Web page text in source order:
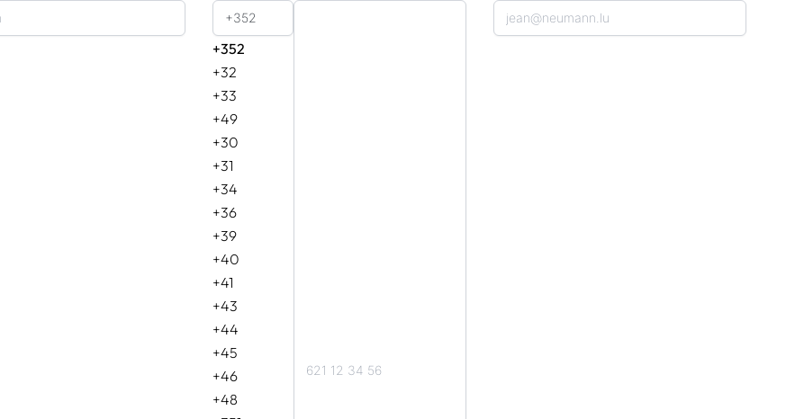
+352
+352
+32
+33
+49
+30
+31
+34
+36
+39
+40
+41
+43
+44
+45
+46
+48